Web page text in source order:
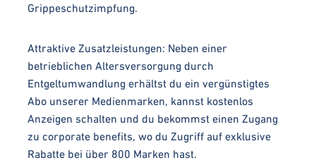
Grippeschutzimpfung.
Attraktive Zusatzleistungen: Neben einer
betrieblichen Altersversorgung durch
Entgeltumwandlung erhältst du ein vergünstigtes
Abo unserer Medienmarken, kannst kostenlos
Anzeigen schalten und du bekommst einen Zugang
zu corporate benefits, wo du Zugriff auf exklusive
Rabatte bei über 800 Marken hast.